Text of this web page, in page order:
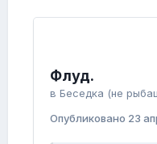
Флуд.
в Беседка (не
Опубликовано 23